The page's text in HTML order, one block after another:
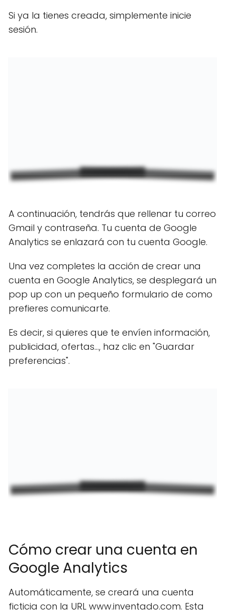
Si ya la tienes creada, simplemente inicie
sesión.
A continuación, tendrás que rellenar tu correo
Gmail y contraseña. Tu cuenta de Google
Analytics se enlazará con tu cuenta Google.
Una vez completes la acción de crear una
cuenta en Google Analytics, se desplegará un
pop up con un pequeño formulario de como
prefieres comunicarte.
Es decir, si quieres que te envíen información,
publicidad, ofertas..., haz clic en "Guardar
preferencias".
Cómo crear una cuenta en
Google Analytics
Automáticamente, se creará una cuenta
ficticia con la URL www.inventado.com. Esta